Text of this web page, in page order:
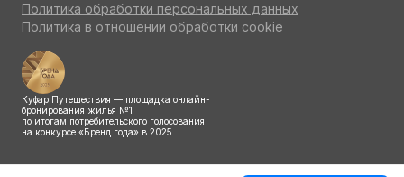
Политика обработки персональных данных
Политика в отношении обработки cookie
Куфар Путешествия — площадка онлайн-
бронирования жилья №1
по итогам потребительского голосования
на конкурсе «Бренд года» в 2025